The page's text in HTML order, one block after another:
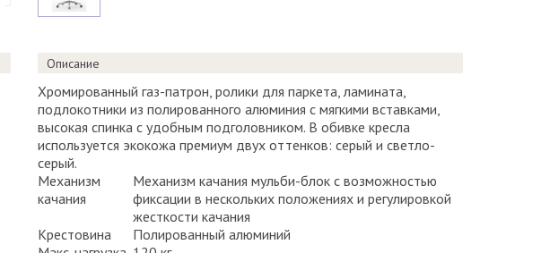
Описание
Хромированный газ-патрон, ролики для паркета, ламината,
подлокотники из полированного алюминия с мягкими вставками,
высокая спинка с удобным подголовником. В обивке кресла
используется экокожа премиум двух оттенков: серый и светло-
серый.
Механизм
качания
Механизм качания мульби-блок с возможностью
фиксации в нескольких положениях и регулировкой
жесткости качания
Крестовина
Полированный алюминий